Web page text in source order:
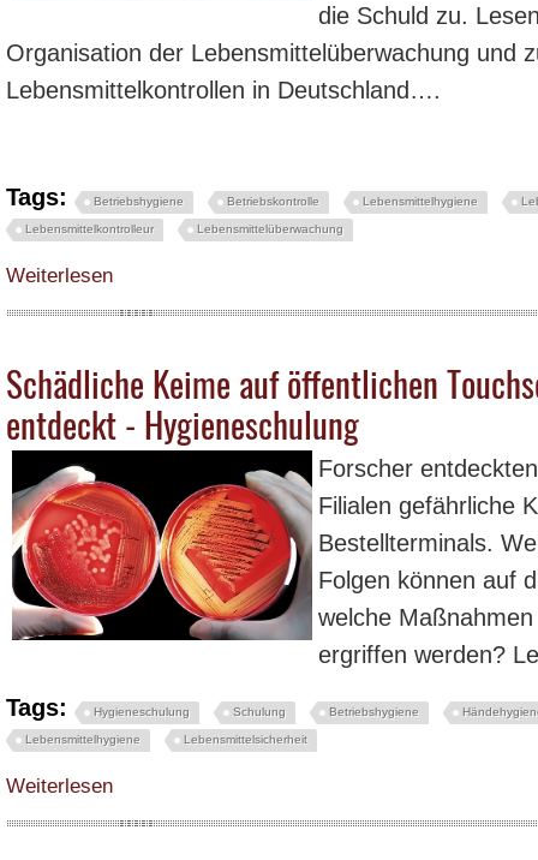
die Schuld zu.
Organisation der Lebensmittelüberwachung und
Lebensmittelkontrollen in Deutschland….
Tags: Betriebshygiene Betriebskontrolle Lebensmittelhygiene
Lebensmittelkontrolleur Lebensmittelüberwachung
Weiterlesen
Schädliche Keime auf öffentlichen
entdeckt - Hygieneschulung
Forscher
Filialen gefährliche
Bestellterminals.
Folgen können auf
welche
ergriffen werden?
Tags:
Hygieneschulung Schulung Betriebshygiene
Lebensmittelhygiene Lebensmittelsicherheit
Weiterlesen